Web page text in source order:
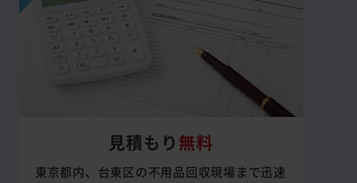
見積もり 無料
東京都内、台東区の不用品回収現場まで迅速